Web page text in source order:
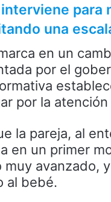
interviene para
una
en un
por el
por la atención
la pareja, al
en un primer
avanzado,
al bebé.